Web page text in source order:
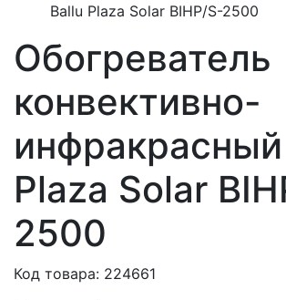
Ballu Plaza Solar BIHP/S-2500
Обогреватель
конвективно-
Plaza Solar
2500
Код товара: 224661